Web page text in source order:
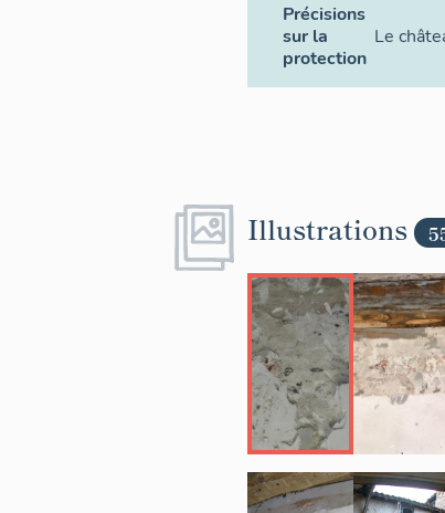
Précisions
sur la
protection
Le
Illustrations